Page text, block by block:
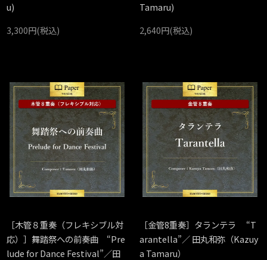
u)
3,300円(税込)
Tamaru)
2,640円(税込)
［木管８重奏（フレキシブル対
応）］舞踏祭への前奏曲 “Pre
lude for Dance Festival”／田
［金管8重奏］タランテラ “T
arantella”／ 田丸和弥（Kazuy
a Tamaru）